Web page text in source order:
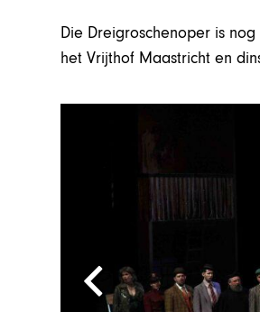
Die Dreigroschenoper is
het Vrijthof Maastricht en